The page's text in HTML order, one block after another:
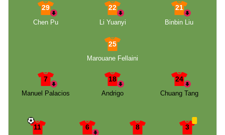
29
Chen Pu
22
Li Yuanyi
21
Binbin Liu
25
Marouane Fellaini
7
Manuel Palacios
18
Andrigo
24
Chuang Tang
11
6
8
3